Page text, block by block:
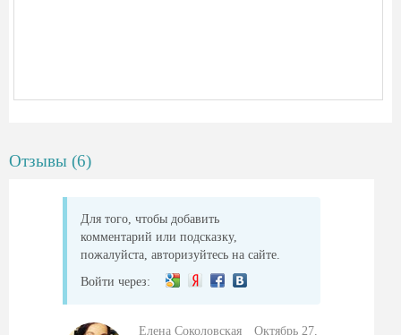
Отзывы (6)
Для того, чтобы добавить
комментарий или подсказку,
пожалуйста, авторизуйтесь на сайте.
Войти через:
Елена Соколовская
Октябрь 27,